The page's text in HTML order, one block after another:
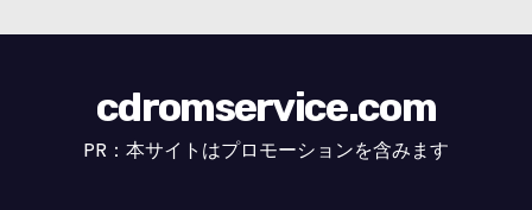
cdromservice.com
PR：本サイトはプロモーションを含みます